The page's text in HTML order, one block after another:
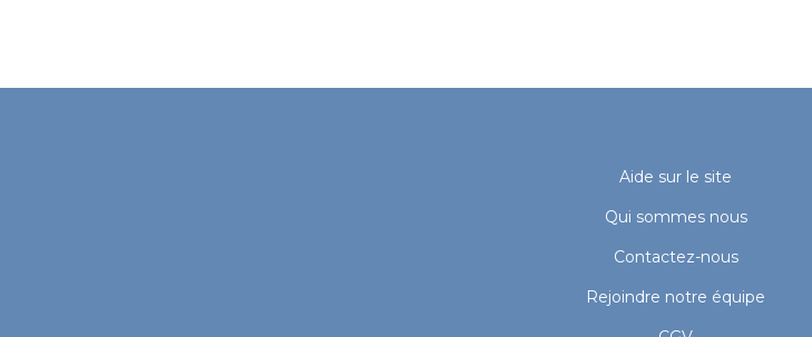
Aide sur le site
Qui sommes nous
Contactez-nous
Rejoindre notre équipe